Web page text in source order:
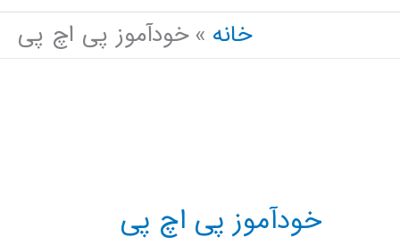
اصلیخانه خودآموز پی اچ پی
خودآموز پی اچ پی